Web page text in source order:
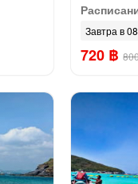
Завтра в
720 ฿